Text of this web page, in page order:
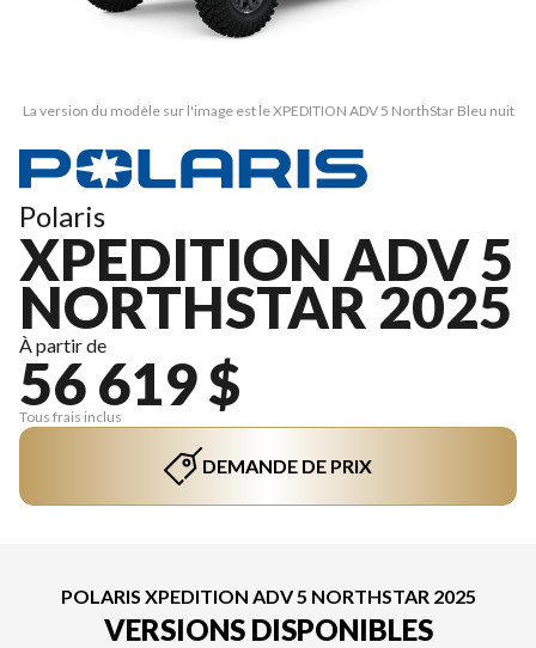
La version du modèle sur l'image est le XPEDITION ADV 5 NorthStar Bleu nuit
Polaris
XPEDITION ADV 5
NORTHSTAR 2025
À partir de
56 619 $
Tous frais inclus
DEMANDE DE PRIX
POLARIS XPEDITION ADV 5 NORTHSTAR 2025
VERSIONS DISPONIBLES